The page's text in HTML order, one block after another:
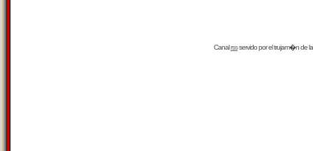
Canalrssservido por eltrujam�nde